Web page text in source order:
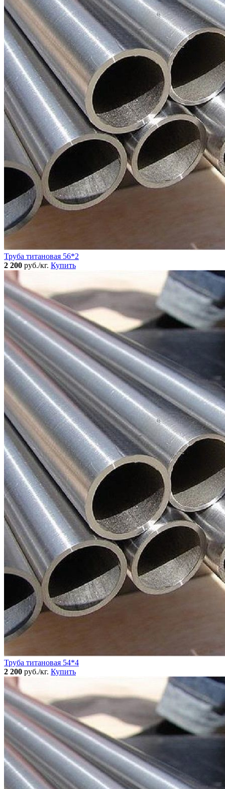
Труба титановая 56*2
2 200 руб./кг. Купить
Труба титановая 54*4
2 200 руб./кг. Купить